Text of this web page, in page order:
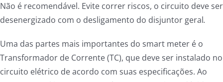
Não é recomendável. Evite correr riscos, o circuito deve ser
desenergizado com o desligamento do disjuntor geral.
Uma das partes mais importantes do smart meter é o
Transformador de Corrente (TC), que deve ser instalado no
circuito elétrico de acordo com suas especificações. Ao